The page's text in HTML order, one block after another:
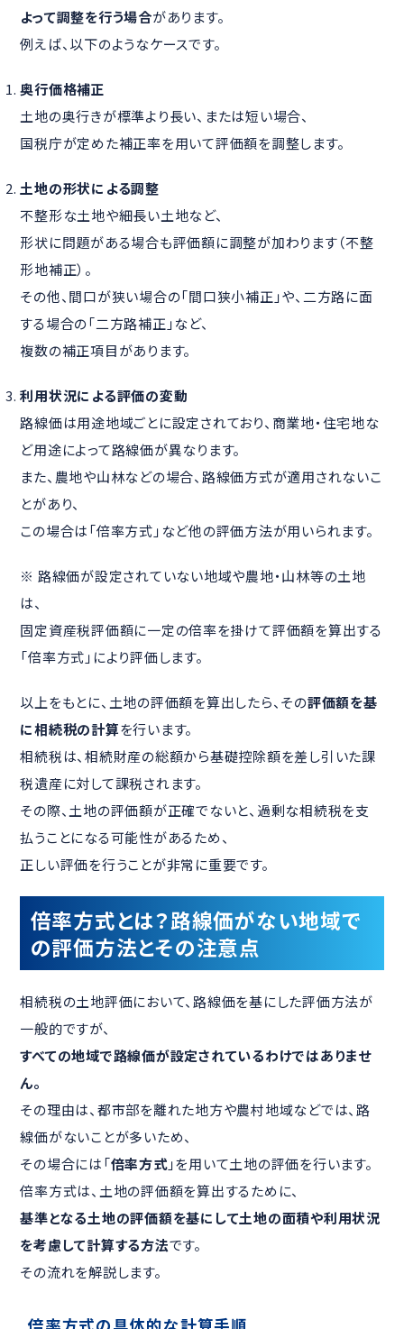
よって調整を行う場合があります。
例えば、以下のようなケースです。
奥行価格補正
土地の奥行きが標準より長い、または短い場合、
国税庁が定めた補正率を用いて評価額を調整します。
土地の形状による調整
不整形な土地や細長い土地など、
形状に問題がある場合も評価額に調整が加わります（不整
形地補正）。
その他、間口が狭い場合の「間口狭小補正」や、二方路に面
する場合の「二方路補正」など、
複数の補正項目があります。
利用状況による評価の変動
路線価は用途地域ごとに設定されており、商業地・住宅地な
ど用途によって路線価が異なります。
また、農地や山林などの場合、路線価方式が適用されないこ
とがあり、
この場合は「倍率方式」など他の評価方法が用いられます。
※ 路線価が設定されていない地域や農地・山林等の土地
は、
固定資産税評価額に一定の倍率を掛けて評価額を算出する
「倍率方式」により評価します。
以上をもとに、土地の評価額を算出したら、その評価額を基
に相続税の計算を行います。
相続税は、相続財産の総額から基礎控除額を差し引いた課
税遺産に対して課税されます。
その際、土地の評価額が正確でないと、過剰な相続税を支
払うことになる可能性があるため、
正しい評価を行うことが非常に重要です。
倍率方式とは？路線価がない地域で
の評価方法とその注意点
相続税の土地評価において、路線価を基にした評価方法が
一般的ですが、
すべての地域で路線価が設定されているわけではありませ
ん。
その理由は、都市部を離れた地方や農村地域などでは、路
線価がないことが多いため、
その場合には「倍率方式」を用いて土地の評価を行います。
倍率方式は、土地の評価額を算出するために、
基準となる土地の評価額を基にして土地の面積や利用状況
を考慮して計算する方法です。
その流れを解説します。